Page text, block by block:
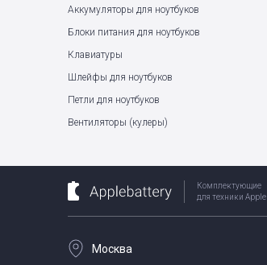
Аккумуляторы для ноутбуков
Блоки питания для ноутбуков
Клавиатуры
Шлейфы для ноутбуков
Петли для ноутбуков
Вентиляторы (кулеры)
Комплектующие
для техники Apple
Москва